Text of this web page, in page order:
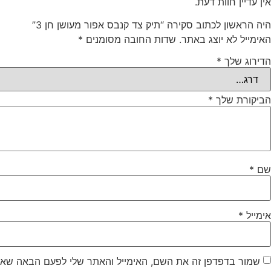
היה הראשון לכתוב סקירה “תיק צד קנבס אפור מעושן חן 3”
האימייל לא יוצג באתר. שדות החובה מסומנים *
הדירוג שלך *
הביקורת שלך *
שם *
אימייל *
שמור בדפדפן זה את השם, האימייל והאתר שלי לפעם הבאה